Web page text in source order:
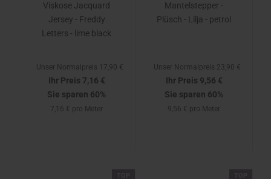
Viskose Jacquard
Jersey - Freddy
Letters - lime black
Unser Normalpreis 17,90 €
Ihr Preis 7,16 €
Sie sparen 60%
7,16 € pro Meter
Mantelstepper -
Plüsch - Lilja - petrol
Unser Normalpreis 23,90 €
Ihr Preis 9,56 €
Sie sparen 60%
9,56 € pro Meter